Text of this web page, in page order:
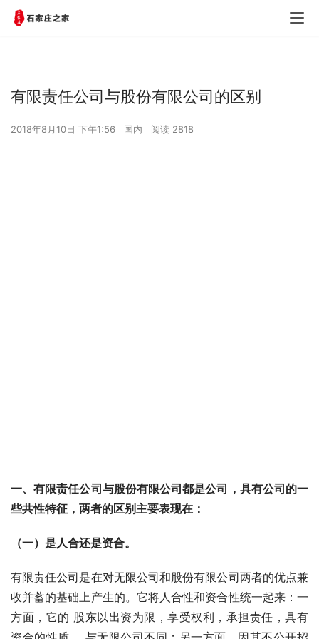
有限责任公司与股份有限公司的区别
2018年8月10日 下午1:56 国内 阅读 2818
一、有限责任公司与股份有限公司都是公司，具有公司的一
些共性特征，两者的区别主要表现在：
（一）是人合还是资合。
有限责任公司是在对无限公司和股份有限公司两者的优点兼
收并蓄的基础上产生的。它将人合性和资合性统一起来：一
方面，它的 股东以出资为限，享受权利，承担责任，具有